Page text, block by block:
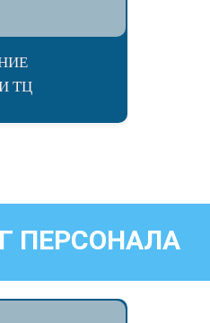
ТЦ
ПЕРСОНАЛА